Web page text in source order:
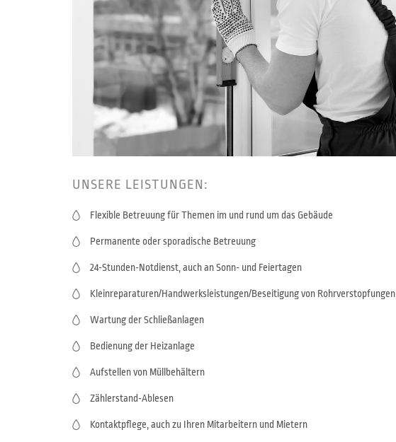
UNSERE LEISTUNGEN:
Flexible Betreuung für Themen im und rund um das Gebäude
Permanente oder sporadische Betreuung
24-Stunden-Notdienst, auch an Sonn- und Feiertagen
Kleinreparaturen/Handwerksleistungen/Beseitigung von Rohrverstopfungen
Wartung der Schließanlagen
Bedienung der Heizanlage
Aufstellen von Müllbehältern
Zählerstand-Ablesen
Kontaktpflege, auch zu Ihren Mitarbeitern und Mietern